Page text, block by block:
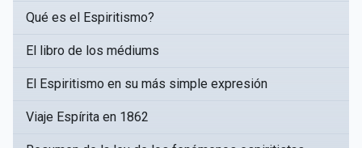
Qué es el Espiritismo?
El libro de los médiums
El Espiritismo en su más simple expresión
Viaje Espírita en 1862